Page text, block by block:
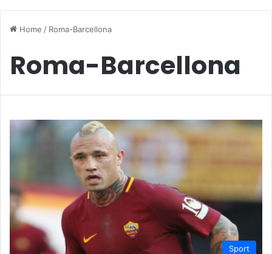
Home / Roma-Barcellona
Roma-Barcellona
Sport